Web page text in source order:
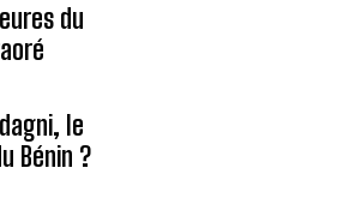
du
le
Bénin ?